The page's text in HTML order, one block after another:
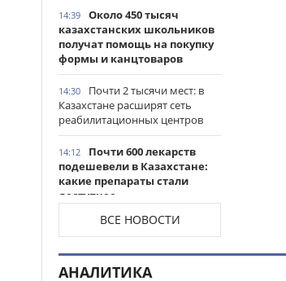
14:39
Около 450 тысяч
казахстанских школьников
получат помощь на покупку
формы и канцтоваров
14:30
Почти 2 тысячи мест: в
Казахстане расширят сеть
реабилитационных центров
14:12
Почти 600 лекарств
подешевели в Казахстане:
какие препараты стали
доступнее
Казахстанские
таеквондисты завоевали
четыре медали на турнире в
Индонезии
ВСЕ НОВОСТИ
АНАЛИТИКА